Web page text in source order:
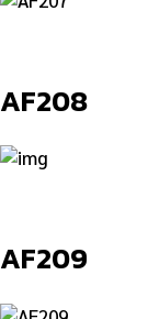
AF208
AF209